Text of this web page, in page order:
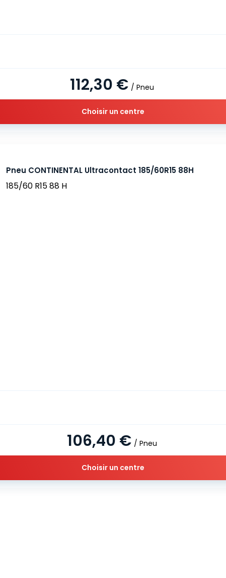
112,30 € / Pneu
Choisir un centre
Pneu CONTINENTAL Ultracontact 185/60R15 88H
185/60 R15 88 H
106,40 € / Pneu
Choisir un centre